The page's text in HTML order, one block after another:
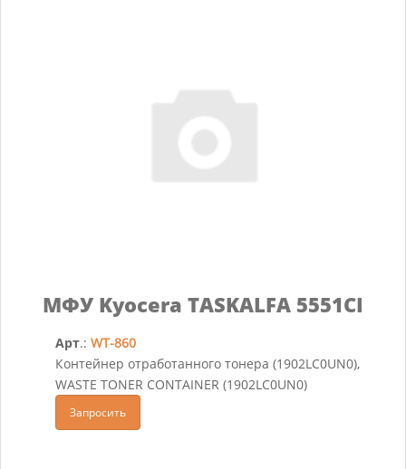
МФУ Kyocera TASKALFA 5551CI
Арт.: WT-860
Контейнер отработанного тонера (1902LC0UN0),
WASTE TONER CONTAINER (1902LC0UN0)
Запросить